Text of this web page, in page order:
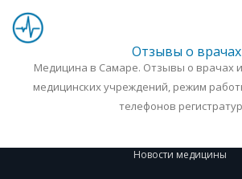
Отзывы о врачах
Медицина в Самаре. Отзывы о врачах и
медицинских учреждений, режим
телефонов
Новости медицины